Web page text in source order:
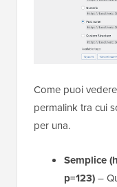
Come puoi
permalink tra cui
per una.
Semplice
p=123)–